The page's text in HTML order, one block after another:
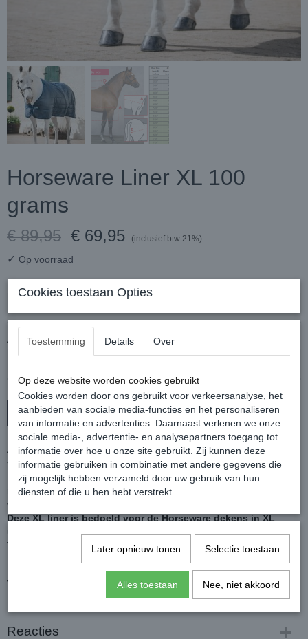
Horseware Liner XL 100
grams
€ 89,95 € 69,95 (inclusief btw 21%)
✓ Op voorraad
Aantal
In winkelwagen
Ademende XL onderdeken gemaakt van glad polyester, voorzien
van een voorsluiting, klittenband punten en clips aan de achterkant.
Dekens voorzien van het Horseware Liner System hebben extra
ringen waar deze Liners eenvoudig aan vast gemaakt kunnen
worden.
Deze XL liner is bedoeld voor de Horseware dekens in XL
Vulling: 100 grams
wasmachine.
Reacties
Cookies toestaan Opties
Toestemming Details Over
Op deze website worden cookies gebruikt
Cookies worden door ons gebruikt voor verkeersanalyse, het
aanbieden van sociale media-functies en het personaliseren
van informatie en advertenties. Daarnaast verlenen we onze
sociale media-, advertentie- en analysepartners toegang tot
informatie over hoe u onze site gebruikt. Zij kunnen deze
informatie gebruiken in combinatie met andere gegevens die
zij mogelijk hebben verzameld door uw gebruik van hun
diensten of die u hen hebt verstrekt.
Later opnieuw tonen Selectie toestaan
Alles toestaan Nee, niet akkoord